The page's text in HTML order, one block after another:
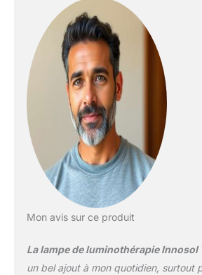
Mon avis sur ce produit
La lampe de luminothérapie Innosol
un bel ajout à mon quotidien, surtout